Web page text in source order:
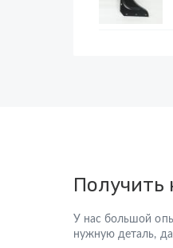
Получить
У нас большой
нужную деталь,